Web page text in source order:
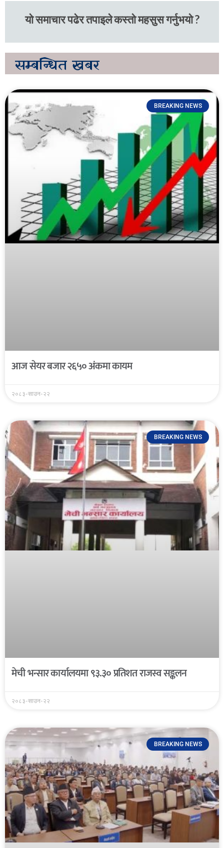
यो समाचार पढेर तपाइले कस्तो महसुस गर्नुभयो ?
सम्बन्धित खबर
BREAKING NEWS
आज सेयर बजार २६५० अंकमा कायम
२०८३-साउन-२२
BREAKING NEWS
मेची भन्सार कार्यालयमा ९३.३० प्रतिशत राजस्व सङ्कलन
२०८३-साउन-२२
BREAKING NEWS